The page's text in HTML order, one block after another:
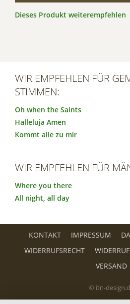
Dieses Produkt weiterempfehlen
WIR EMPFEHLEN FÜR
STIMMEN:
Oh when the Saints
Halleluja Amen
Kommt alle zu mir
WIR EMPFEHLEN FÜR
Where you there
All night, all day
KONTAKT IMPRESSUM
WIDERRUFSRECHT
VERSAND
© itn-